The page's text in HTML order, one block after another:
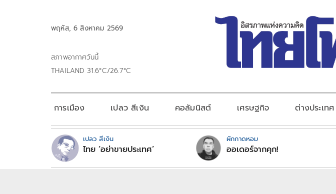
พฤหัส, 6 สิงหาคม 2569
สภาพอากาศวันนี้
THAILAND 31.6°C/26.7°C
การเมือง เปลว สีเงิน คอลัมนิสต์ เศรษฐกิจ ต่างประเทศ
เปลว สีเงิน
ไทย ‘อย่าขายประเทศ’
ผักกาดหอม
ออเดอร์จากคุก!